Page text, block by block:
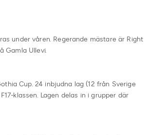
under våren. Regerande mästare är Right
Gamla Ullevi.
Cup. 24 inbjudna lag (12 från Sverige
klassen. Lagen delas in i grupper där